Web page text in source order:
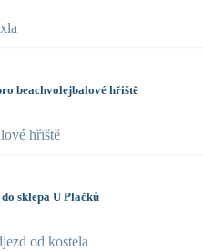
beachvolejbalové hřiště
hřiště
sklepa U Plačků
od kostela